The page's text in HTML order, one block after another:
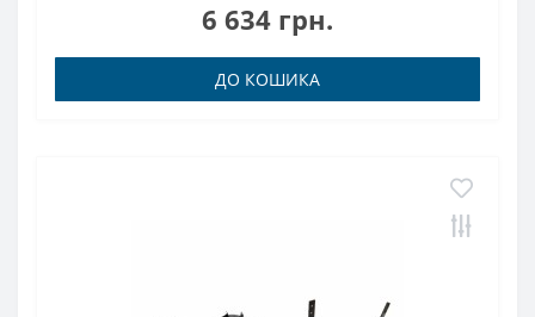
6 634 грн.
ДО КОШИКА